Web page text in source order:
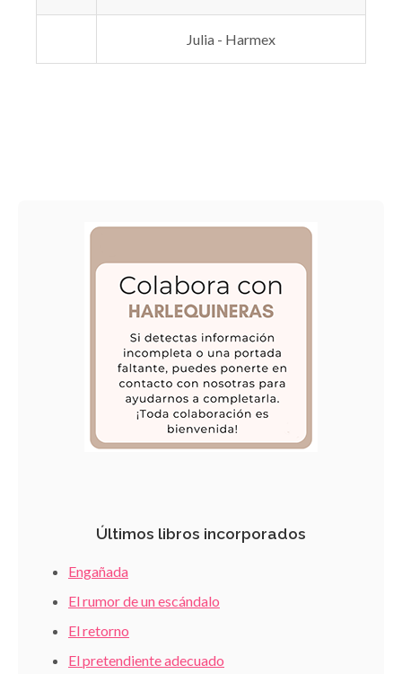
Julia - Harmex
Últimos libros incorporados
Engañada
El rumor de un escándalo
El retorno
El pretendiente adecuado